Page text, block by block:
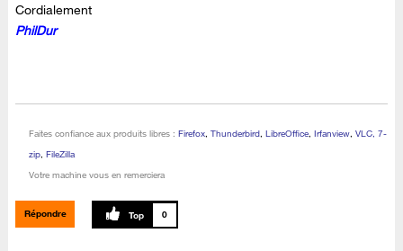
Cordialement
PhilDur
Faites confiance aux produits libres : Firefox,Thunderbird,LibreOffice,Irfanview,VLC, 7-
zip,FileZilla
Votre machine vous en remerciera
Répondre 0